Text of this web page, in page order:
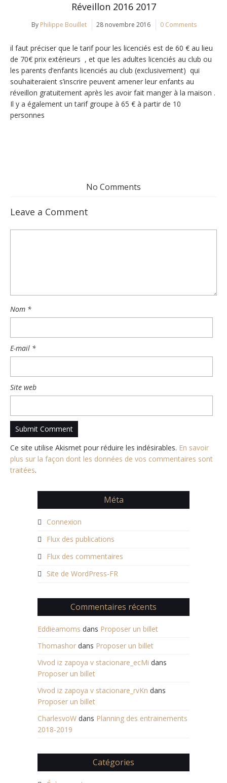
Réveillon 2016 2017
By Philippe Bouillet 28 novembre 2016 0 Comments
il faut préciser que le tarif pour les licenciés est de 60 € au lieu
de 70€ prix extérieurs , et que les adultes licenciés au club ou
les parents d’enfants licenciés au club (exclusivement) qui
souhaiteraient s’inscrire peuvent amener leur enfants au
réveillon gratuitement après les avoir fait manger à la maison .
Il y a également un tarif groupe à 65 € à partir de 10
personnes
No Comments
Leave a Comment
Nom *
E-mail *
Site web
Ce site utilise Akismet pour réduire les indésirables. En savoir
plus sur la façon dont les données de vos commentaires sont
traitées.
Méta
Connexion
Flux des publications
Flux des commentaires
Site de WordPress-FR
Commentaires récents
Eddieamoms dans Proposer un billet
Thomashor dans Proposer un billet
Vivod iz zapoya v stacionare_ecMi dans
Proposer un billet
Vivod iz zapoya v stacionare_rvKn dans
Proposer un billet
CharlesvoW dans Planning des entrainements
2018-2019
Catégories